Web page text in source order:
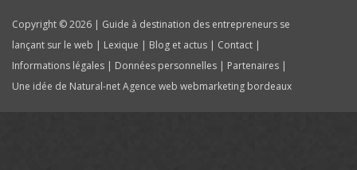
Copyright © 2026 | Guide à destination des entrepreneurs se
lançant sur le web | Lexique | Blog et actus | Contact |
Informations légales | Données personnelles | Partenaires |
Une idée de Natural-netAgence web webmarketing bordeaux